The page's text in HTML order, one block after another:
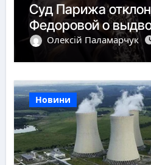
Суд Парижа
Федоровой о
Олексій Паламарчук
Новини